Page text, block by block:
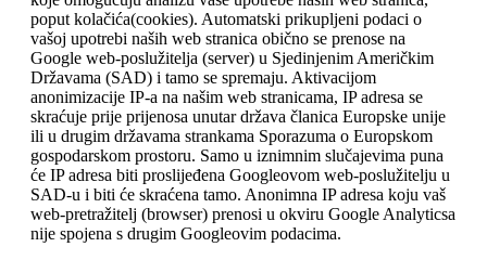
poput kolačića(cookies). Automatski prikupljeni podaci o
vašoj upotrebi naših web stranica obično se prenose na
Google web-poslužitelja (server) u Sjedinjenim Američkim
Državama (SAD) i tamo se spremaju. Aktivacijom
anonimizacije IP-a na našim web stranicama, IP adresa se
skraćuje prije prijenosa unutar država članica Europske unije
ili u drugim državama strankama Sporazuma o Europskom
gospodarskom prostoru. Samo u iznimnim slučajevima puna
će IP adresa biti proslijeđena Googleovom web-poslužitelju u
SAD-u i biti će skraćena tamo. Anonimna IP adresa koju vaš
web-pretražitelj (browser) prenosi u okviru Google Analyticsa
nije spojena s drugim Googleovim podacima.